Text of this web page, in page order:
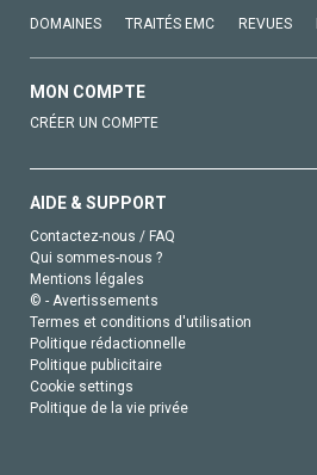
DOMAINES TRAITÉS EMC REVUES
MON COMPTE
CRÉER UN COMPTE
AIDE & SUPPORT
Contactez-nous / FAQ
Qui sommes-nous ?
Mentions légales
© - Avertissements
Termes et conditions d'utilisation
Politique rédactionnelle
Politique publicitaire
Cookie settings
Politique de la vie privée